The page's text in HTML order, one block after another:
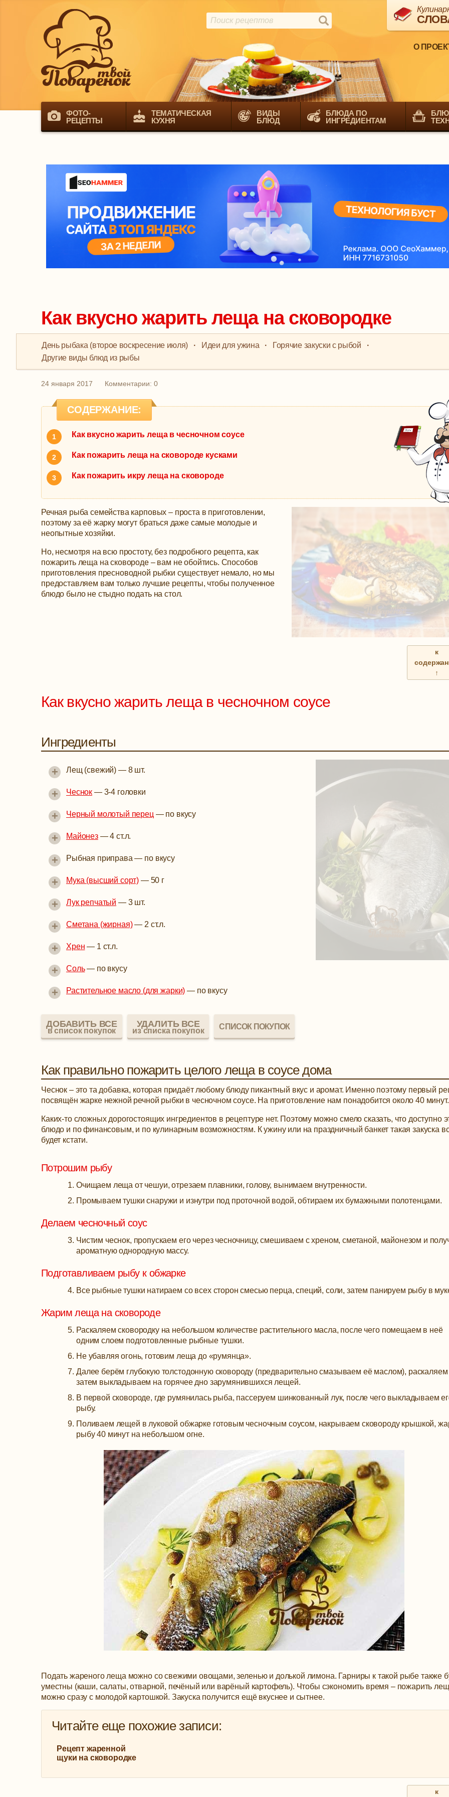
О
ФОТО-
РЕЦЕПТЫ
ТЕМАТИЧЕСКАЯ
КУХНЯ
ВИДЫ
БЛЮД
БЛЮДА ПО
ИНГРЕДИЕНТАМ
Как вкусно жарить леща на сковородке
День рыбака (второе воскресение июля) · Идеи для ужина · Горячие закуски с рыбой
·
Другие виды блюд из рыбы
24 января 2017 Комментарии: 0
СОДЕРЖАНИЕ:
Как вкусно жарить леща в чесночном соусе
Как пожарить леща на сковороде кусками
Как пожарить икру леща на сковороде
Речная рыба семейства карповых – проста в приготовлении,
поэтому за её жарку могут браться даже самые молодые и
неопытные хозяйки.
Но, несмотря на всю простоту, без подробного рецепта, как
пожарить леща на сковороде – вам не обойтись. Способов
приготовления пресноводной рыбки существует немало, но мы
предоставляем вам только лучшие рецепты, чтобы полученное
блюдо было не стыдно подать на стол.
к
↑
Как вкусно жарить леща в чесночном соусе
Ингредиенты
Лещ (свежий) — 8 шт.
+
Чеснок — 3-4 головки
+
Черный молотый перец — по вкусу
+
Майонез—4 ст.л.
+
Рыбная приправа— по вкусу
+
Мука (высший сорт) — 50 г
+
Лук репчатый — 3 шт.
+
Сметана (жирная)— 2 ст.л.
+
Хрен — 1 ст.л.
+
Соль— по вкусу
+
Растительное масло (для жарки) — по вкусу
+
ДОБАВИТЬ ВСЕ
в список покупок
УДАЛИТЬ ВСЕ
из списка покупок СПИСОК ПОКУПОК
Как правильно пожарить целого леща в соусе дома
Чеснок – это та добавка, которая придаёт любому блюду пикантный вкус и аромат. Именно поэтому первый
посвящён жарке нежной речной рыбки в чесночном соусе. На приготовление нам понадобится около 40 минут.
Каких-то сложных дорогостоящих ингредиентов в рецептуре нет. Поэтому можно смело сказать, что доступно
блюдо и по финансовым, и по кулинарным возможностям. К ужину или на праздничный банкет такая закуска
будет кстати.
Потрошим рыбу
Очищаем леща от чешуи, отрезаем плавники, голову, вынимаем внутренности.
Промываем тушки снаружи и изнутри под проточной водой, обтираем их бумажными полотенцами.
Делаем чесночный соус
Чистим чеснок, пропускаем его через чесночницу, смешиваем с хреном, сметаной, майонезом и
ароматную однородную массу.
Подготавливаем рыбу к обжарке
Все рыбные тушки натираем со всех сторон смесью перца, специй, соли, затем панируем рыбу в
Жарим леща на сковороде
Раскаляем сковородку на небольшом количестве растительного масла, после чего помещаем в неё
одним слоем подготовленные рыбные тушки.
Не убавляя огонь, готовим леща до «румянца».
Далее берём глубокую толстодонную сковороду (предварительно смазываем её маслом), раскаляем
затем выкладываем на горячее дно зарумянившихся лещей.
В первой сковороде, где румянилась рыба, пассеруем шинкованный лук, после чего выкладываем
рыбу.
Поливаем лещей в луковой обжарке готовым чесночным соусом, накрываем сковороду крышкой,
рыбу 40 минут на небольшом огне.
Подать жареного леща можно со свежими овощами, зеленью и долькой лимона. Гарниры к такой рыбе также
уместны (каши, салаты, отварной, печёный или варёный картофель). Чтобы сэкономить время – пожарить
можно сразу с молодой картошкой. Закуска получится ещё вкуснее и сытнее.
Читайте еще похожие записи:
Рецепт жаренной
щуки на сковородке
к